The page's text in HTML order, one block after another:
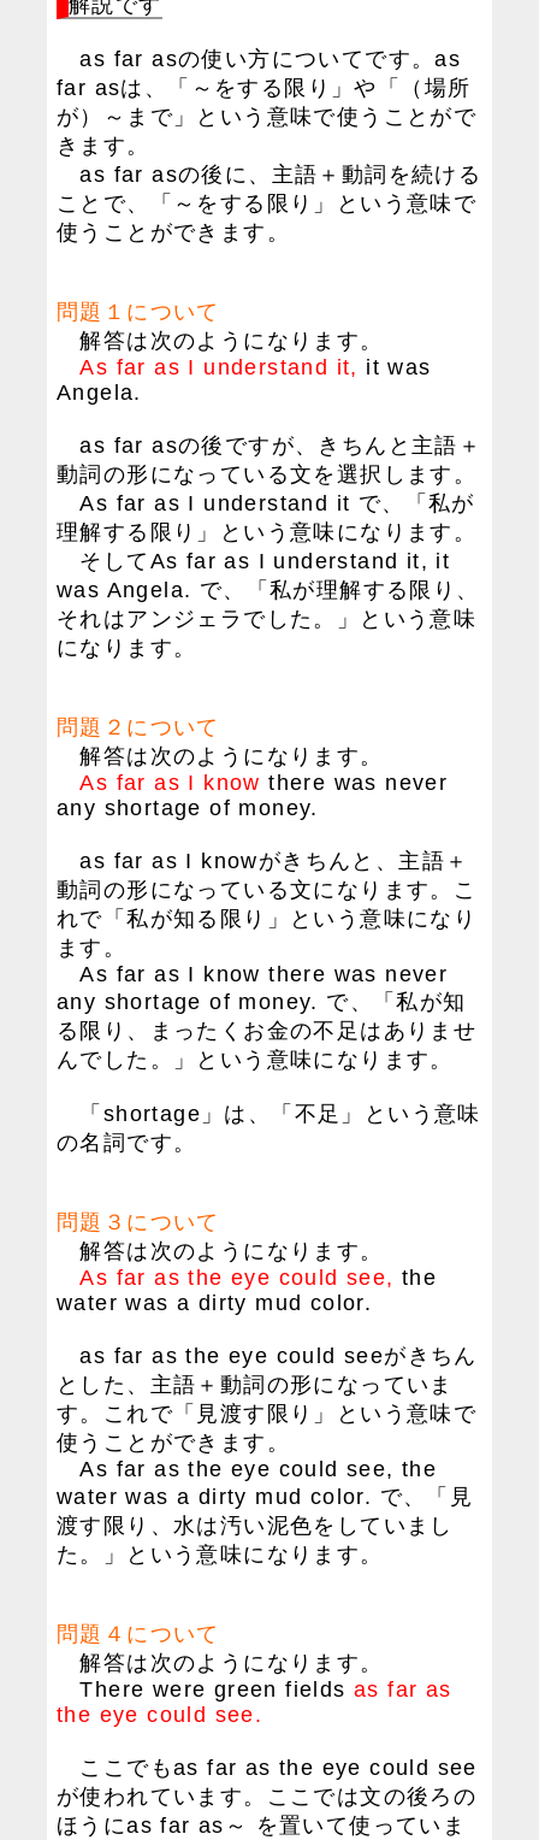
as far asの使い方についてです。as
far asは、「～をする限り」や「（場所
が）～まで」という意味で使うことがで
きます。
as far asの後に、主語＋動詞を続ける
ことで、「～をする限り」という意味で
使うことができます。
問題１について
解答は次のようになります。
As far as I understand it, it was
Angela.
as far asの後ですが、きちんと主語＋
動詞の形になっている文を選択します。
As far as I understand it で、「私が
理解する限り」という意味になります。
そしてAs far as I understand it, it
was Angela. で、「私が理解する限り、
それはアンジェラでした。」という意味
になります。
問題２について
解答は次のようになります。
As far as I know there was never
any shortage of money.
as far as I knowがきちんと、主語＋
動詞の形になっている文になります。こ
れで「私が知る限り」という意味になり
ます。
As far as I know there was never
any shortage of money. で、「私が知
る限り、まったくお金の不足はありませ
んでした。」という意味になります。
「shortage」は、「不足」という意味
の名詞です。
問題３について
解答は次のようになります。
As far as the eye could see, the
water was a dirty mud color.
as far as the eye could seeがきちん
とした、主語＋動詞の形になっていま
す。これで「見渡す限り」という意味で
使うことができます。
As far as the eye could see, the
water was a dirty mud color. で、「見
渡す限り、水は汚い泥色をしていまし
た。」という意味になります。
問題４について
解答は次のようになります。
There were green fields as far as
the eye could see.
ここでもas far as the eye could see
が使われています。ここでは文の後ろの
ほうにas far as～ を置いて使っていま